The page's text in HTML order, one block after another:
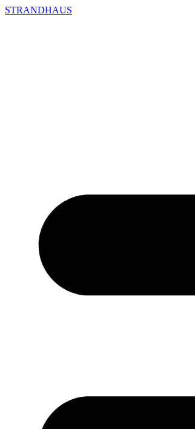
STRANDHAUS